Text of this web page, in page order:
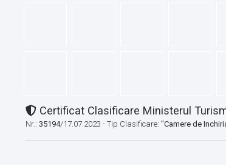
Certificat Clasificare Ministerul
Nr.: 35194/17.07.2023 - Tip Clasificare: "Camere de